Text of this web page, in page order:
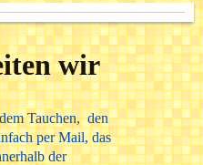
in Stuttgart
wir
Tauchen, den
per Mail, das
der